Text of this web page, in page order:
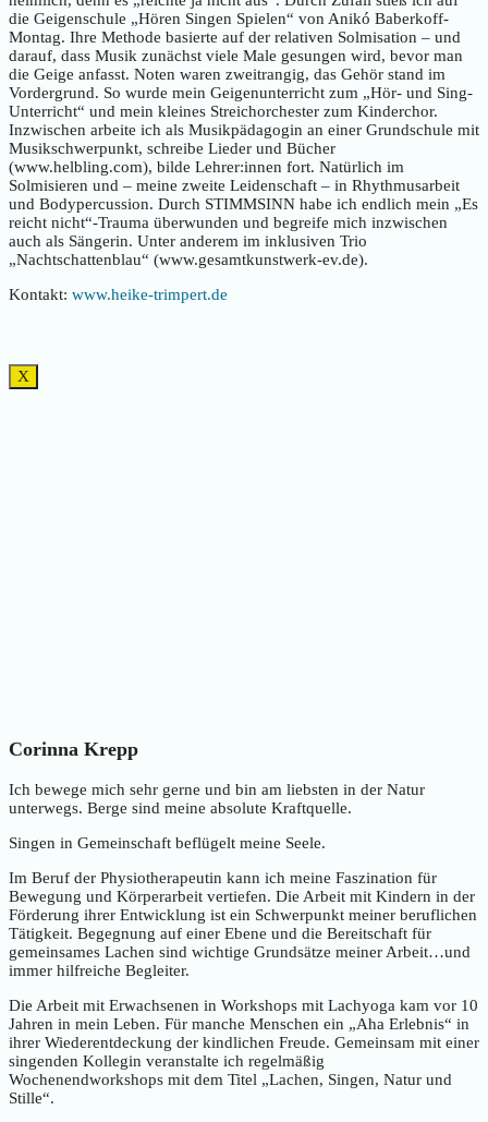
die Geigenschule „Hören Singen Spielen“ von Anikó Baberkoff-
Montag. Ihre Methode basierte auf der relativen Solmisation – und
darauf, dass Musik zunächst viele Male gesungen wird, bevor man
die Geige anfasst. Noten waren zweitrangig, das Gehör stand im
Vordergrund. So wurde mein Geigenunterricht zum „Hör- und Sing-
Unterricht“ und mein kleines Streichorchester zum Kinderchor.
Inzwischen arbeite ich als Musikpädagogin an einer Grundschule mit
Musikschwerpunkt, schreibe Lieder und Bücher
(www.helbling.com), bilde Lehrer:innen fort. Natürlich im
Solmisieren und – meine zweite Leidenschaft – in Rhythmusarbeit
und Bodypercussion. Durch STIMMSINN habe ich endlich mein „Es
reicht nicht“-Trauma überwunden und begreife mich inzwischen
auch als Sängerin. Unter anderem im inklusiven Trio
„Nachtschattenblau“ (www.gesamtkunstwerk-ev.de).
Kontakt: www.heike-trimpert.de
X
Corinna Krepp
Ich bewege mich sehr gerne und bin am liebsten in der Natur
unterwegs. Berge sind meine absolute Kraftquelle.
Singen in Gemeinschaft beflügelt meine Seele.
Im Beruf der Physiotherapeutin kann ich meine Faszination für
Bewegung und Körperarbeit vertiefen. Die Arbeit mit Kindern in der
Förderung ihrer Entwicklung ist ein Schwerpunkt meiner beruflichen
Tätigkeit. Begegnung auf einer Ebene und die Bereitschaft für
gemeinsames Lachen sind wichtige Grundsätze meiner Arbeit…und
immer hilfreiche Begleiter.
Die Arbeit mit Erwachsenen in Workshops mit Lachyoga kam vor 10
Jahren in mein Leben. Für manche Menschen ein „Aha Erlebnis“ in
ihrer Wiederentdeckung der kindlichen Freude. Gemeinsam mit einer
singenden Kollegin veranstalte ich regelmäßig
Wochenendworkshops mit dem Titel „Lachen, Singen, Natur und
Stille“.